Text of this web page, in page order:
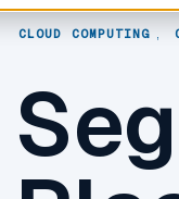
CLOUD COMPUTING